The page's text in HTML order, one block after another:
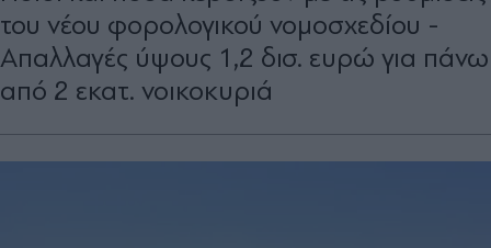
του νέου φορολογικού νομοσχεδίου -
Απαλλαγές ύψους 1,2 δισ. ευρώ για πάνω
από 2 εκατ. νοικοκυριά